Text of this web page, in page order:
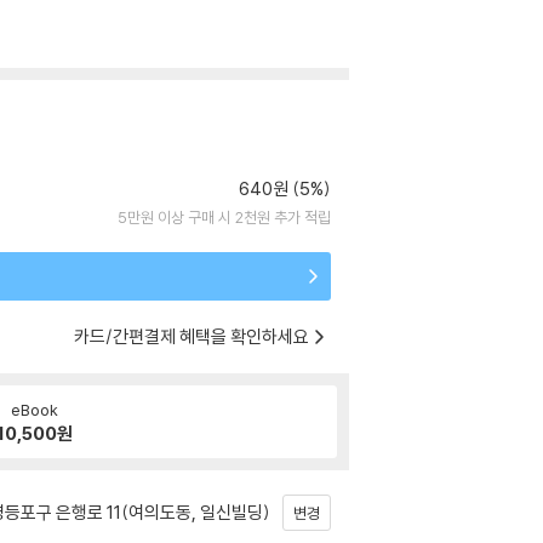
640원 (5%)
5만원 이상 구매 시 2천원 추가 적립
카드/간편결제 혜택을 확인하세요
eBook
원
포구 은행로 11(여의도동, 일신빌딩) 변경